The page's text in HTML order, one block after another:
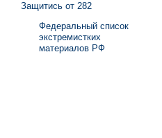
Защитись от 282
Федеральный список
экстремистких
материалов РФ